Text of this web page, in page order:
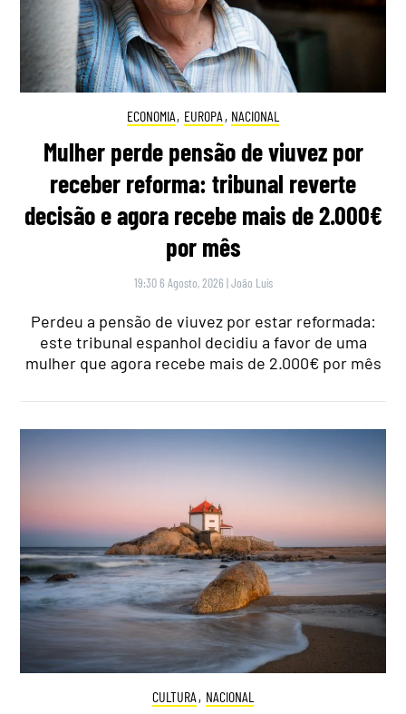
ECONOMIA, EUROPA , NACIONAL
Mulher perde pensão de viuvez por
receber reforma: tribunal reverte
decisão e agora recebe mais de 2.000€
por mês
19:30 6 Agosto, 2026 |João Luís
Perdeu a pensão de viuvez por estar reformada:
este tribunal espanhol decidiu a favor de uma
mulher que agora recebe mais de 2.000€ por mês
CULTURA , NACIONAL